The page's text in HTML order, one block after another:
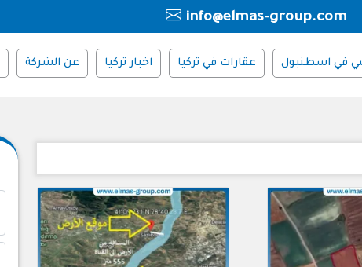
info@elmas-group.com
في اسطنبول عقارات في تركيا اخبار تركيا عن الشركة